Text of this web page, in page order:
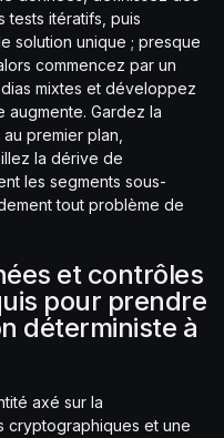
tests itératifs, puis
solution unique ; presque
commencez par un
mixtes et développez
augmente. Gardez la
premier plan,
la dérive de
les segments sous-
tout problème de
et contrôles
pour prendre
déterministe à
axé sur la
cryptographiques et une